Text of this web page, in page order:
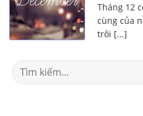
Tháng 12
cùng của
trôi [...]
Search
for: